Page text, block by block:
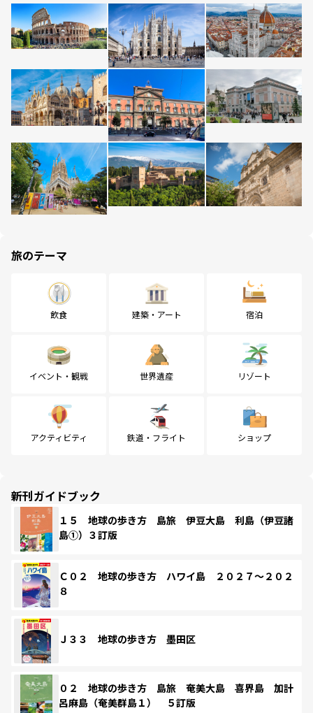
旅のテーマ
飲食 建築・アート 宿泊
イベント・観戦 世界遺産 リゾート
アクティビティ 鉄道・フライト ショップ
新刊ガイドブック
１５ 地球の歩き方 島旅 伊豆大島 利島（伊豆諸
島①）３訂版
Ｃ０２ 地球の歩き方 ハワイ島 ２０２７～２０２
８
Ｊ３３ 地球の歩き方 墨田区
０２ 地球の歩き方 島旅 奄美大島 喜界島 加計
呂麻島（奄美群島１） ５訂版